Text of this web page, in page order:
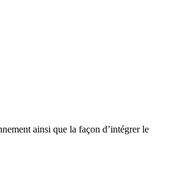
ainsi que la façon d’intégrer le